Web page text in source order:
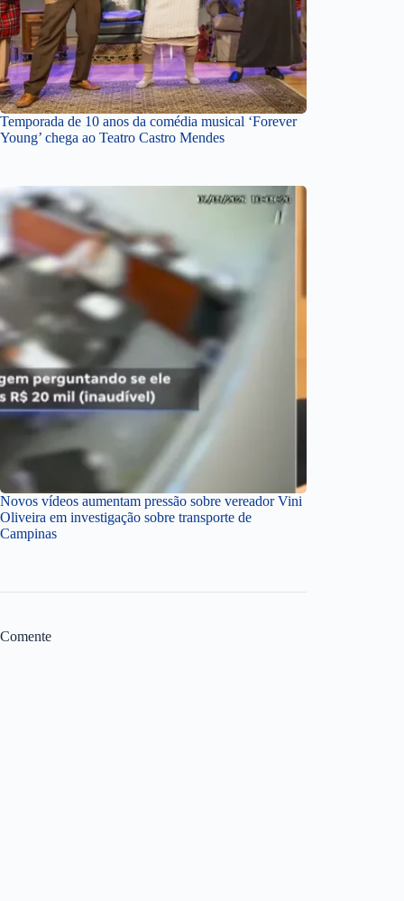
Temporada de 10 anos da comédia musical ‘Forever
Young’ chega ao Teatro Castro Mendes
Novos vídeos aumentam pressão sobre vereador Vini
Oliveira em investigação sobre transporte de
Campinas
Comente